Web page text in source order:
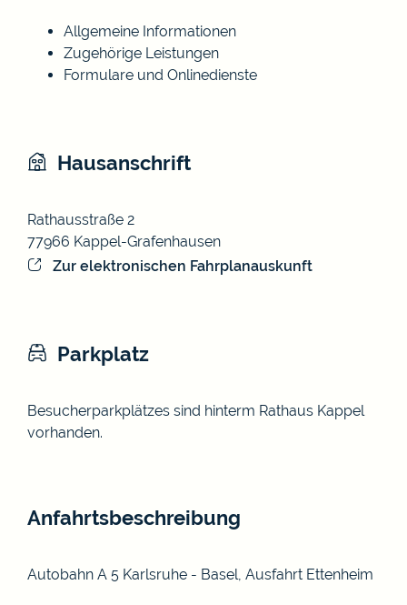
Allgemeine Informationen
Zugehörige Leistungen
Formulare und Onlinedienste
Hausanschrift
Rathausstraße 2
77966 Kappel-Grafenhausen
Zur elektronischen Fahrplanauskunft
Parkplatz
Besucherparkplätzes sind hinterm Rathaus Kappel
vorhanden.
Anfahrtsbeschreibung
Autobahn A 5 Karlsruhe - Basel, Ausfahrt Ettenheim